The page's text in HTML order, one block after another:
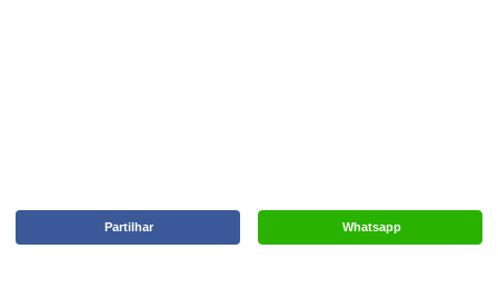
Whatsapp
Partilhar